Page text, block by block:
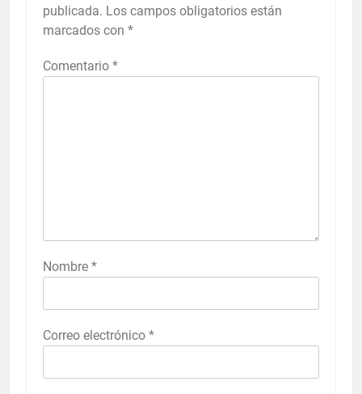
publicada. Los campos obligatorios están
marcados con *
Comentario *
Nombre *
Correo electrónico *